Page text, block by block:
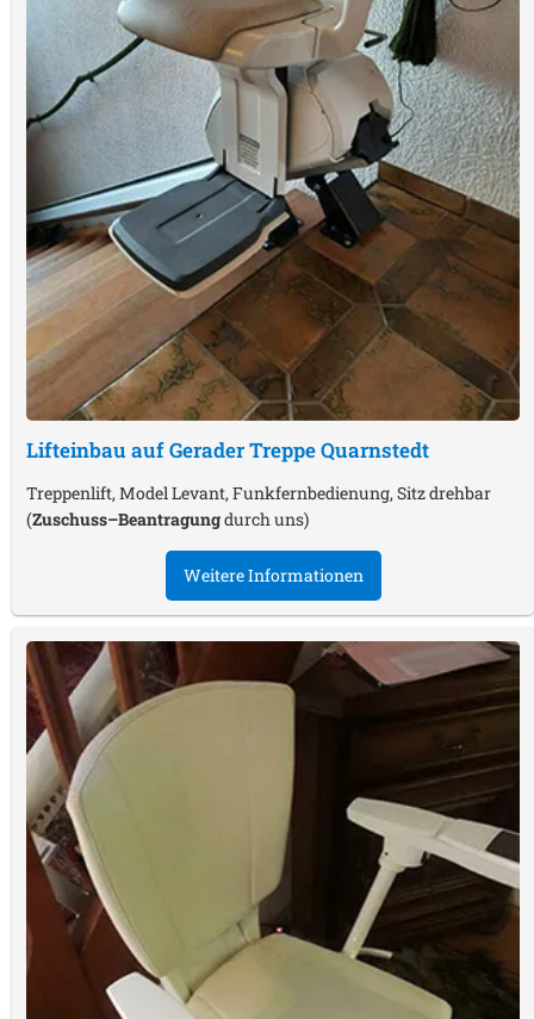
Lifteinbau auf Gerader TreppeQuarnstedt
Treppenlift, Model Levant, Funkfernbedienung, Sitz drehbar
(Zuschuss–Beantragungdurch uns)
Weitere Informationen